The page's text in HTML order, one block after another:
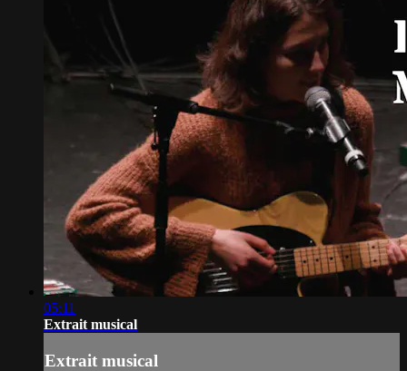
05:11
Extrait musical
Extrait musical